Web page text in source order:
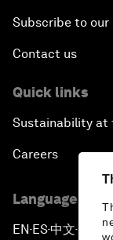
Subscribe to
Contact us
Quick links
Sustainability at
Careers
Language
EN ▪ ES▪中文▪ 日本